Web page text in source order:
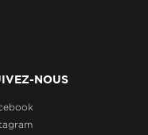
NOUS